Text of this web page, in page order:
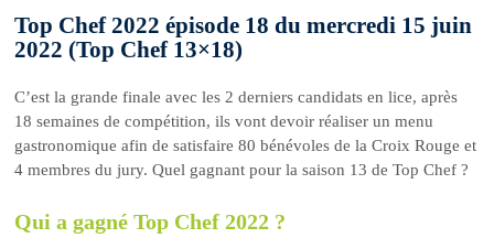
Top Chef 2022 épisode 18 du mercredi 15 juin
2022 (Top Chef 13×18)
C’est la grande finale avec les 2 derniers candidats en lice, après
18 semaines de compétition, ils vont devoir réaliser un menu
gastronomique afin de satisfaire 80 bénévoles de la Croix Rouge et
4 membres du jury. Quel gagnant pour la saison 13 de Top Chef ?
Qui a gagné Top Chef 2022 ?